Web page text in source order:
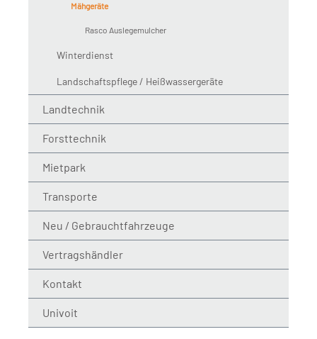
Mähgeräte
Rasco Auslegemulcher
Winterdienst
Landschaftspflege / Heißwassergeräte
Landtechnik
Forsttechnik
Mietpark
Transporte
Neu / Gebrauchtfahrzeuge
Vertragshändler
Kontakt
Univoit